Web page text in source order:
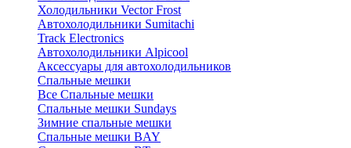
Холодильники Vector Frost
Автохолодильники Sumitachi
Track Electronics
Автохолодильники Alpicool
Аксессуары для автохолодильников
Спальные мешки
Все Спальные мешки
Спальные мешки Sundays
Зимние спальные мешки
Спальные мешки BAY